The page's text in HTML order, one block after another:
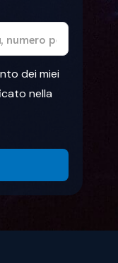
dei miei
nella